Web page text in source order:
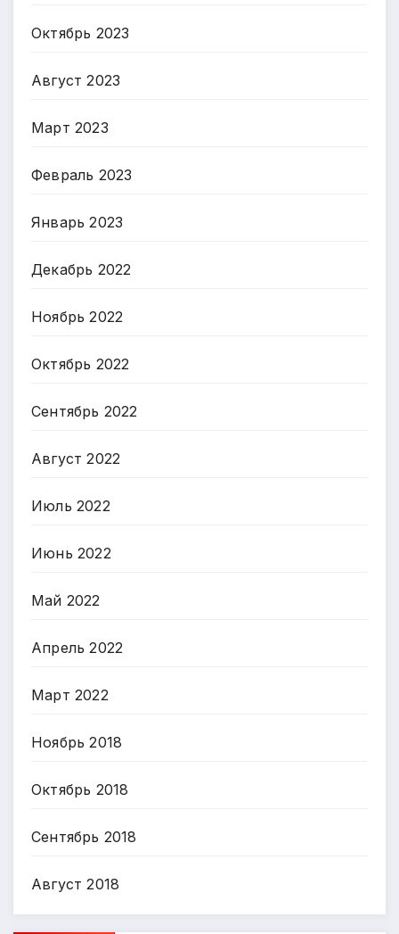
Октябрь 2023
Август 2023
Март 2023
Февраль 2023
Январь 2023
Декабрь 2022
Ноябрь 2022
Октябрь 2022
Сентябрь 2022
Август 2022
Июль 2022
Июнь 2022
Май 2022
Апрель 2022
Март 2022
Ноябрь 2018
Октябрь 2018
Сентябрь 2018
Август 2018